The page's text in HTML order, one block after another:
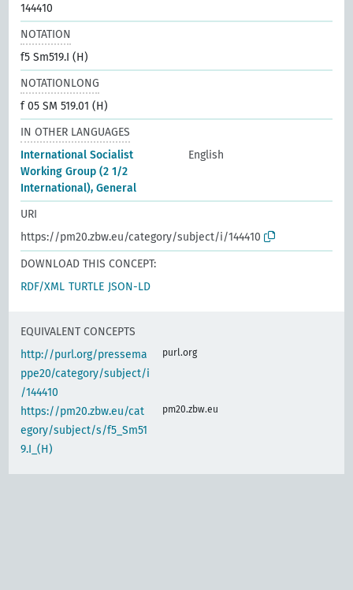
144410
NOTATION
f5 Sm519.I (H)
NOTATIONLONG
f 05 SM 519.01 (H)
IN OTHER LANGUAGES
International Socialist
Working Group (2 1/2
International), General
English
URI
https://pm20.zbw.eu/category/subject/i/144410
DOWNLOAD THIS CONCEPT:
RDF/XML TURTLE JSON-LD
EQUIVALENT CONCEPTS
http://purl.org/pressema
ppe20/category/subject/i
/144410
purl.org
https://pm20.zbw.eu/cat
egory/subject/s/f5_Sm51
9.I_(H)
pm20.zbw.eu